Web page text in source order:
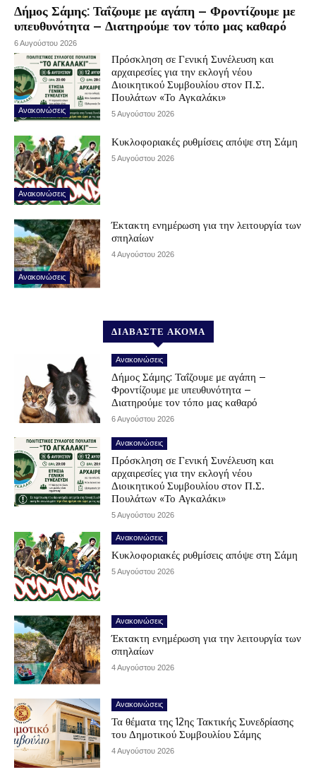
Δήμος Σάμης: Ταΐζουμε με αγάπη – Φροντίζουμε με
υπευθυνότητα – Διατηρούμε τον τόπο μας καθαρό
6 Αυγούστου 2026
Ανακοινώσεις
Πρόσκληση σε Γενική Συνέλευση και
αρχαιρεσίες για την εκλογή νέου
Διοικητικού Συμβουλίου στον Π.Σ.
Πουλάτων «Το Αγκαλάκι»
5 Αυγούστου 2026
Ανακοινώσεις
Κυκλοφοριακές ρυθμίσεις απόψε στη Σάμη
5 Αυγούστου 2026
Ανακοινώσεις
Έκτακτη ενημέρωση για την λειτουργία των
σπηλαίων
4 Αυγούστου 2026
ΔΙΑΒΑΣΤΕ ΑΚΟΜΑ
Ανακοινώσεις
Δήμος Σάμης: Ταΐζουμε με αγάπη –
Φροντίζουμε με υπευθυνότητα –
Διατηρούμε τον τόπο μας καθαρό
6 Αυγούστου 2026
Ανακοινώσεις
Πρόσκληση σε Γενική Συνέλευση και
αρχαιρεσίες για την εκλογή νέου
Διοικητικού Συμβουλίου στον Π.Σ.
Πουλάτων «Το Αγκαλάκι»
5 Αυγούστου 2026
Ανακοινώσεις
Κυκλοφοριακές ρυθμίσεις απόψε στη Σάμη
5 Αυγούστου 2026
Ανακοινώσεις
Έκτακτη ενημέρωση για την λειτουργία των
σπηλαίων
4 Αυγούστου 2026
Ανακοινώσεις
Τα θέματα της 12ης Τακτικής Συνεδρίασης
του Δημοτικού Συμβουλίου Σάμης
4 Αυγούστου 2026